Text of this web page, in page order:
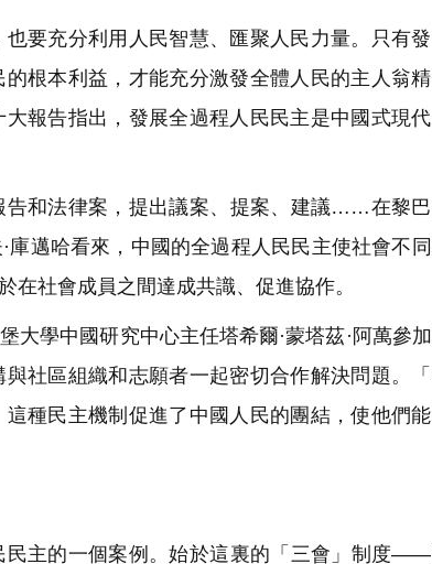
要充分利用人民智慧、匯聚人民力量。只有
根本利益，才能充分激發全體人民的主人翁精
報告指出，發展全過程人民民主是中國式現
和法律案，提出議案、提案、建議……在黎
邁哈看來，中國的全過程人民民主使社會不
社會成員之間達成共識、促進協作。
學中國研究中心主任塔希爾·蒙塔茲·阿萬參
社區組織和志願者一起密切合作解決問題。
種民主機制促進了中國人民的團結，使他們
主的一個案例。始於這裏的「三會」制度